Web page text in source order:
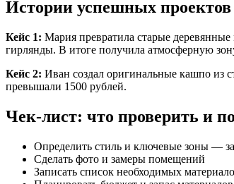
Истории успешных
Кейс 1: Мария превратила старые
гирлянды. В итоге получила атмосферную
Кейс 2: Иван создал оригинальные кашпо из
превышали 1500 рублей.
Чек-лист: что проверить и
Определить стиль и ключевые зоны —
Сделать фото и замеры помещений
Записать список необходимых